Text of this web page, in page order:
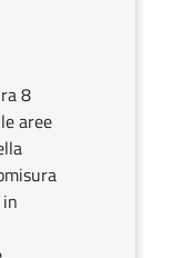
8
aree